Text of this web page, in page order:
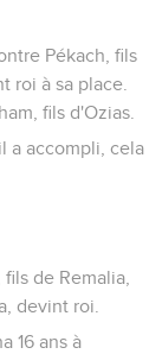
il la posa sur
maison de
construit et
cela
enterré à leurs